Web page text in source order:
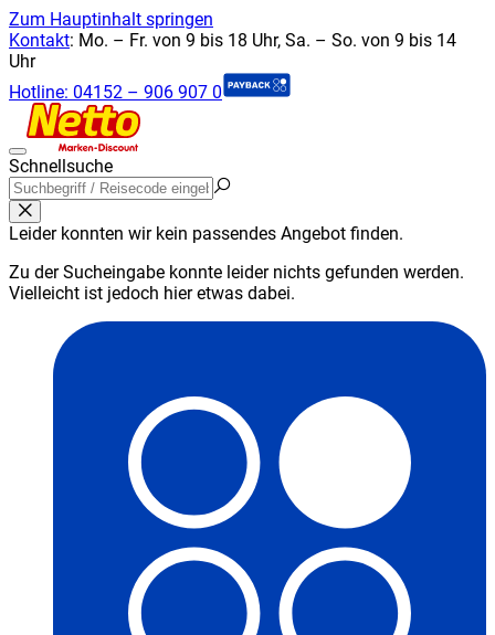
Zum Hauptinhalt springen
Kontakt: Mo. – Fr. von 9 bis 18 Uhr, Sa. – So. von 9 bis 14
Uhr
Hotline: 04152 – 906 907 0
Schnellsuche
Leider konnten wir kein passendes Angebot finden.
Zu der Sucheingabe konnte leider nichts gefunden werden.
Vielleicht ist jedoch hier etwas dabei.